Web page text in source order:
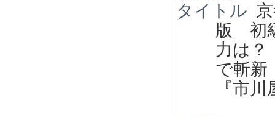
タイトル
版 初
力は
で斬
『市